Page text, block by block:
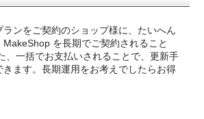
ンをご契約のショップ様に、たいへん
を長期でご契約されること
、一括でお支払いされることで、更新手
ます。長期運用をお考えでしたらお得